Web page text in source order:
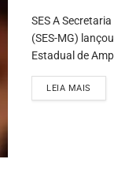
SES A
(SES-MG)
Estadual de
LEIA MAIS